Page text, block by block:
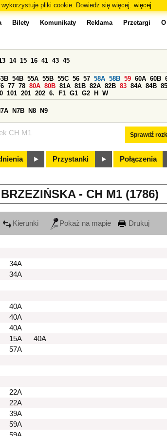
wykorzystuje pliki cookie. Dowiedz się więcej. więcej
CH M1
Bilety Komunikaty Reklama Przetargi
Sprawdź
14 15 16 41 43 45
54B 55A 55B 55C 56 57 58A 58B 59 60A 60B
77 78 80A 80B 81A 81B 82A 82B 83 84A 84B
101 201 202 6. F1 G1 G2 H W
N7B N8 N9
Przystanki Połączenia
BRZEZIŃSKA - CH M1 (1786)
Kierunki Pokaż na mapie Drukuj
34A
34A
40A
40A
40A
15A
40A
57A
22A
22A
39A
59A